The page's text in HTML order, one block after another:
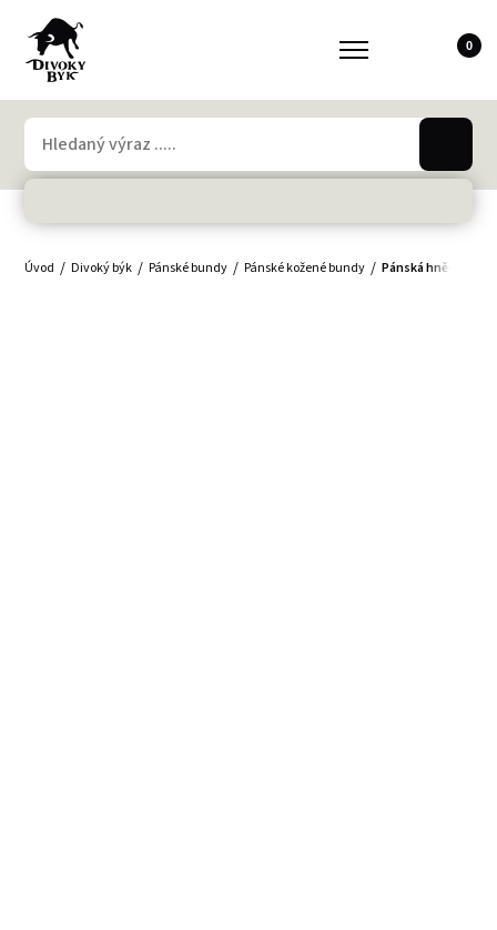
0
Úvod Divoký býk Pánské bundy Pánské kožené bundy Pánská hnědá